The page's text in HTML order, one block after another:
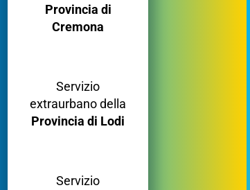
Provincia di
Cremona
Servizio
extraurbano della
Provincia di Lodi
Servizio